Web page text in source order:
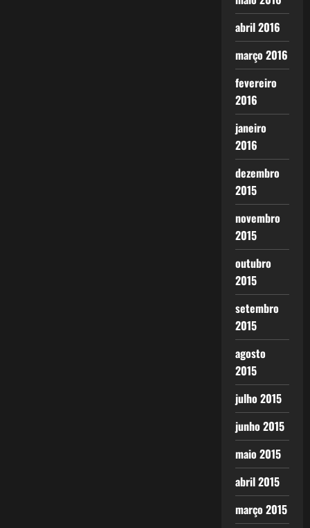
abril 2016
março 2016
fevereiro
2016
janeiro
2016
dezembro
2015
novembro
2015
outubro
2015
setembro
2015
agosto
2015
julho 2015
junho 2015
maio 2015
abril 2015
março 2015